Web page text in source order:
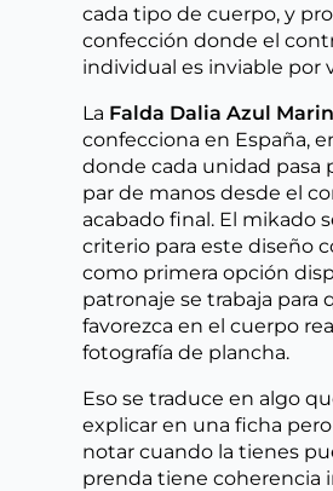
cada tipo de cuerpo, y
confección donde el
individual es inviable por
La Falda Dalia Azul
confecciona en España,
donde cada unidad pasa
par de manos desde el
acabado final. El mikado
criterio para este diseño
como primera opción
patronaje se trabaja para
favorezca en el cuerpo
fotografía de plancha.
Eso se traduce en algo
explicar en una ficha
notar cuando la tienes
prenda tiene coherencia